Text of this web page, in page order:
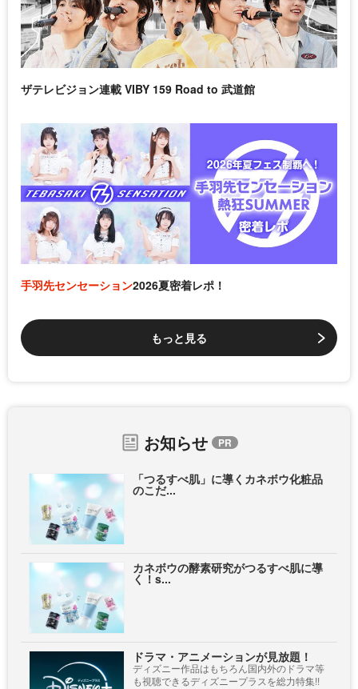
ザテレビジョン連載 VIBY 159 Road to 武道館
手羽先センセーション2026夏密着レポ！
もっと見る
お知らせ
「つるすべ肌」に導くカネボウ化粧品
のこだ...
カネボウの酵素研究がつるすべ肌に導
く！s...
ドラマ・アニメーションが見放題！
ディズニー作品はもちろん国内外のドラマ等
も視聴できるディズニープラスを総力特集!!